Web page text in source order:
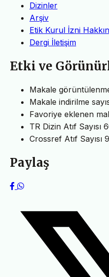
Dizinler
Arşiv
Etik Kurul İzni
Dergi İletişim
Etki ve
Makale
Makale indirilme
Favoriye eklenen
TR Dizin Atıf Sayısı
Crossref Atıf Sayısı
Paylaş